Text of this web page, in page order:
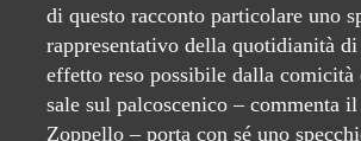
di questo racconto particolare uno
rappresentativo della quotidianità
effetto reso possibile dalla comicità
sale sul palcoscenico – commenta
Zoppello – porta con sé uno